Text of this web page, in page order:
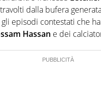
dalla bufera
gli episodi contestati che
Hassan e dei